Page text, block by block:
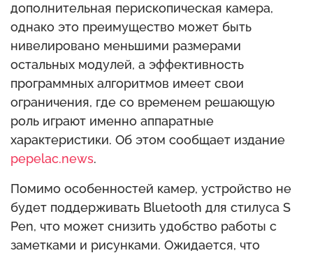
дополнительная перископическая камера,
однако это преимущество может быть
нивелировано меньшими размерами
остальных модулей, а эффективность
программных алгоритмов имеет свои
ограничения, где со временем решающую
роль играют именно аппаратные
характеристики. Об этом сообщает издание
pepelac.news.
Помимо особенностей камер, устройство не
будет поддерживать Bluetooth для стилуса S
Pen, что может снизить удобство работы с
заметками и рисунками. Ожидается, что